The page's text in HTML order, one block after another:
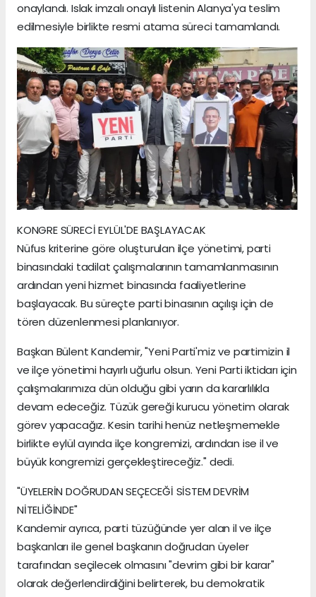
onaylandı. Islak imzalı onaylı listenin Alanya'ya teslim
edilmesiyle birlikte resmi atama süreci tamamlandı.
KONGRE SÜRECİ EYLÜL'DE BAŞLAYACAK
Nüfus kriterine göre oluşturulan ilçe yönetimi, parti
binasındaki tadilat çalışmalarının tamamlanmasının
ardından yeni hizmet binasında faaliyetlerine
başlayacak. Bu süreçte parti binasının açılışı için de
tören düzenlenmesi planlanıyor.
Başkan Bülent Kandemir, "Yeni Parti'miz ve partimizin il
ve ilçe yönetimi hayırlı uğurlu olsun. Yeni Parti iktidarı için
çalışmalarımıza dün olduğu gibi yarın da kararlılıkla
devam edeceğiz. Tüzük gereği kurucu yönetim olarak
görev yapacağız. Kesin tarihi henüz netleşmemekle
birlikte eylül ayında ilçe kongremizi, ardından ise il ve
büyük kongremizi gerçekleştireceğiz." dedi.
"ÜYELERİN DOĞRUDAN SEÇECEĞİ SİSTEM DEVRİM
NİTELİĞİNDE"
Kandemir ayrıca, parti tüzüğünde yer alan il ve ilçe
başkanları ile genel başkanın doğrudan üyeler
tarafından seçilecek olmasını "devrim gibi bir karar"
olarak değerlendirdiğini belirterek, bu demokratik